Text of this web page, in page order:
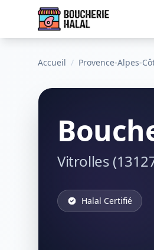
Accueil / Provence-Alpes-
Vitrolles
Halal Certifié